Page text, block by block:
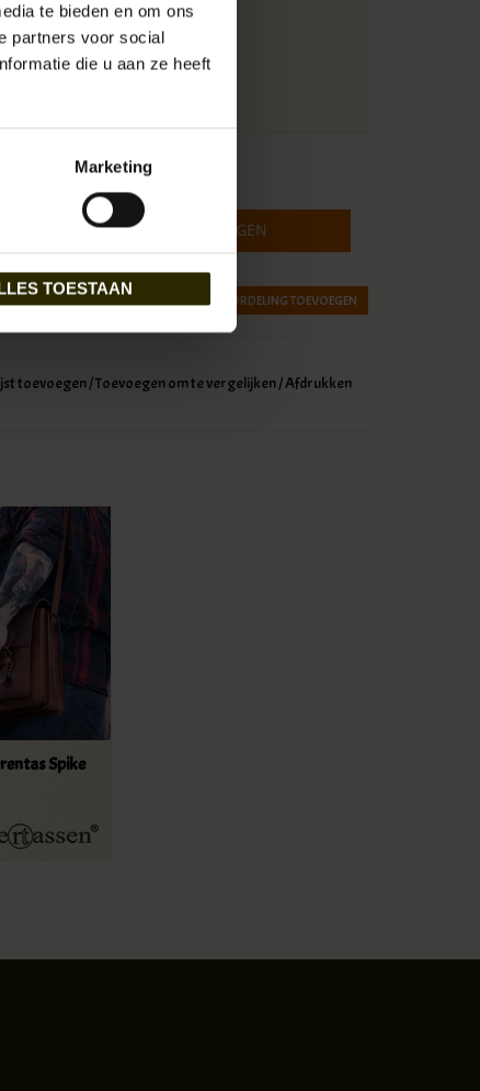
te bieden en om ons
partners voor social
die u aan ze heeft
Marketing
TOESTAAN
(4)
TOEVOEGEN AAN WINKELWAGEN
JE BEOORDELING TOEVOEGEN
toevoegen/Toevoegen om te vergelijken/Afdrukken
Spike